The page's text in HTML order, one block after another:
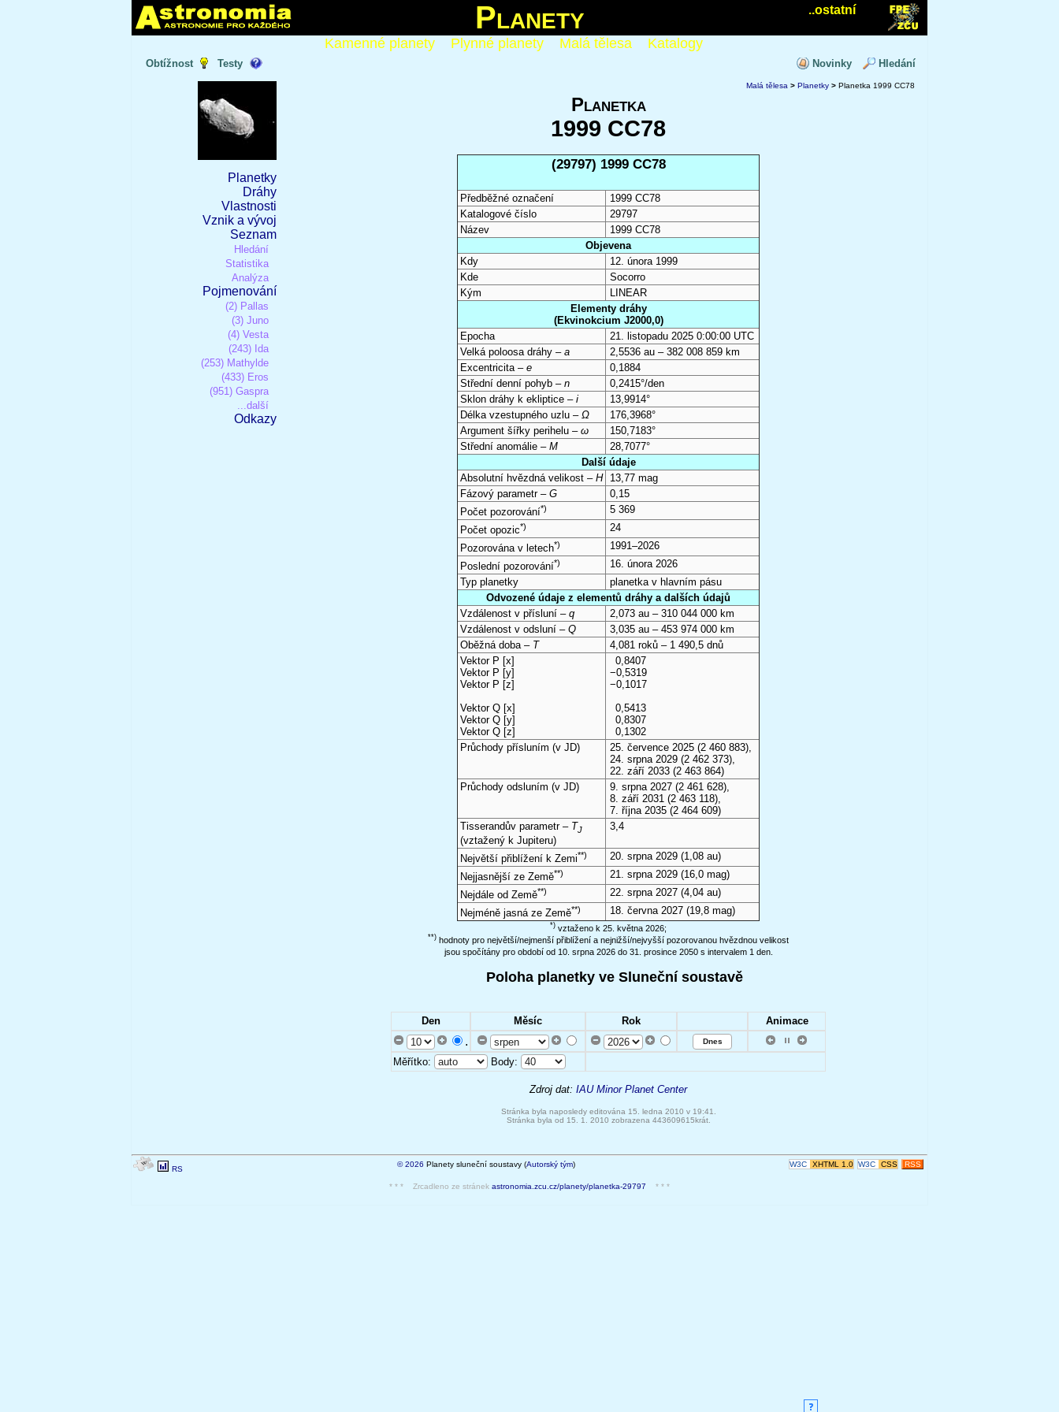
..ostatní
Planety
Kamenné planety Plynné planety Malá tělesa Katalogy
Obtížnost Testy Novinky Hledání
Planetky
Dráhy
Vlastnosti
Vznik a vývoj
Seznam
Hledání
Statistika
Analýza
Pojmenování
(2) Pallas
(3) Juno
(4) Vesta
(243) Ida
(253) Mathylde
(433) Eros
(951) Gaspra
...další
Odkazy
Malá tělesa > Planetky > Planetka 1999 CC78
Planetka
1999 CC78
(29797) 1999 CC78
Předběžné označení
1999 CC78
Katalogové číslo
29797
Název
1999 CC78
Objevena
Kdy
12. února 1999
Kde
Socorro
Kým
LINEAR
Elementy dráhy
(Ekvinokcium J2000,0)
Epocha
21. listopadu 2025 0:00:00 UTC
Velká poloosa dráhy – a
2,5536 au – 382 008 859 km
Excentricita – e
0,1884
Střední denní pohyb – n
0,2415°/den
Sklon dráhy k ekliptice – i
13,9914°
Délka vzestupného uzlu – Ω
176,3968°
Argument šířky perihelu – ω
150,7183°
Střední anomálie – M
28,7077°
Další údaje
Absolutní hvězdná velikost – H
13,77 mag
Fázový parametr – G
0,15
Počet pozorování*)
5 369
Počet opozic*)
24
Pozorována v letech*)
1991–2026
Poslední pozorování*)
16. února 2026
Typ planetky
planetka v hlavním pásu
Odvozené údaje z elementů dráhy a dalších údajů
Vzdálenost v přísluní – q
2,073 au – 310 044 000 km
Vzdálenost v odsluní – Q
3,035 au – 453 974 000 km
Oběžná doba – T
4,081 roků – 1 490,5 dnů
Vektor P [x]
Vektor P [y]
Vektor P [z]
Vektor Q [x]
Vektor Q [y]
Vektor Q [z]
0,8407
−0,5319
−0,1017
0,5413
0,8307
0,1302
Průchody přísluním (v JD) 25. července 2025 (2 460 883),
24. srpna 2029 (2 462 373),
22. září 2033 (2 463 864)
Průchody odsluním (v JD) 9. srpna 2027 (2 461 628),
8. září 2031 (2 463 118),
7. října 2035 (2 464 609)
Tisserandův parametr – TJ
(vztažený k Jupiteru)
3,4
Největší přiblížení k Zemi**) 20. srpna 2029 (1,08 au)
Nejjasnější ze Země**) 21. srpna 2029 (16,0 mag)
Nejdále od Země**) 22. srpna 2027 (4,04 au)
Nejméně jasná ze Země**) 18. června 2027 (19,8 mag)
*) vztaženo k 25. května 2026;
**) hodnoty pro největší/nejmenší přiblížení a nejnižší/nejvyšší pozorovanou hvězdnou velikost
jsou spočítány pro období od 10. srpna 2026 do 31. prosince 2050 s intervalem 1 den.
Poloha planetky ve Sluneční soustavě